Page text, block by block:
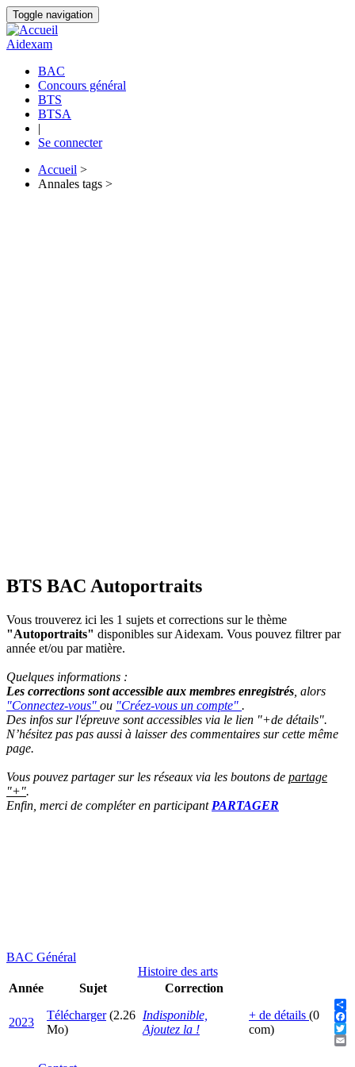
Aller
au
contenu
Toggle navigation
Aidexam
Navigation
principale
BAC
Concours général
BTS
BTSA
|
Se connecter
Fil
Accueil >
Annales tags >
BTS BAC Autoportraits
Vous trouverez ici les 1 sujets et corrections sur le thème
"Autoportraits" disponibles sur Aidexam. Vous pouvez filtrer par
année et/ou par matière.
Quelques informations :
Les corrections sont accessible aux membres enregistrés , alors
"Connectez-vous" ou "Créez-vous un compte" .
Des infos sur l'épreuve sont accessibles via le lien "+de détails".
N’hésitez pas pas aussi à laisser des commentaires sur cette même
page.
Vous pouvez partager sur les réseaux via les boutons de partage
"+".
Enfin, merci de compléter en participant PARTAGER
BAC Général
Histoire des arts
Année
Sujet Correction
2023
Télécharger (2.26
Mo)
Indisponible,
Ajoutez la !
+ de détails (0
com)